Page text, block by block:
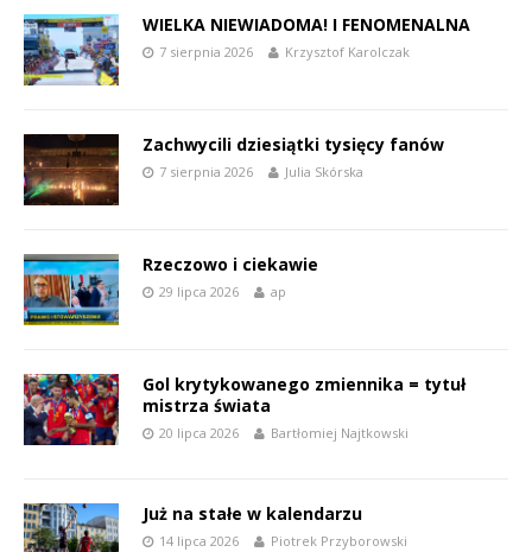
WIELKA NIEWIADOMA! I FENOMENALNA
7 sierpnia 2026 Krzysztof Karolczak
Zachwycili dziesiątki tysięcy fanów
7 sierpnia 2026 Julia Skórska
Rzeczowo i ciekawie
29 lipca 2026 ap
Gol krytykowanego zmiennika = tytuł
mistrza świata
20 lipca 2026 Bartłomiej Najtkowski
Już na stałe w kalendarzu
14 lipca 2026 Piotrek Przyborowski